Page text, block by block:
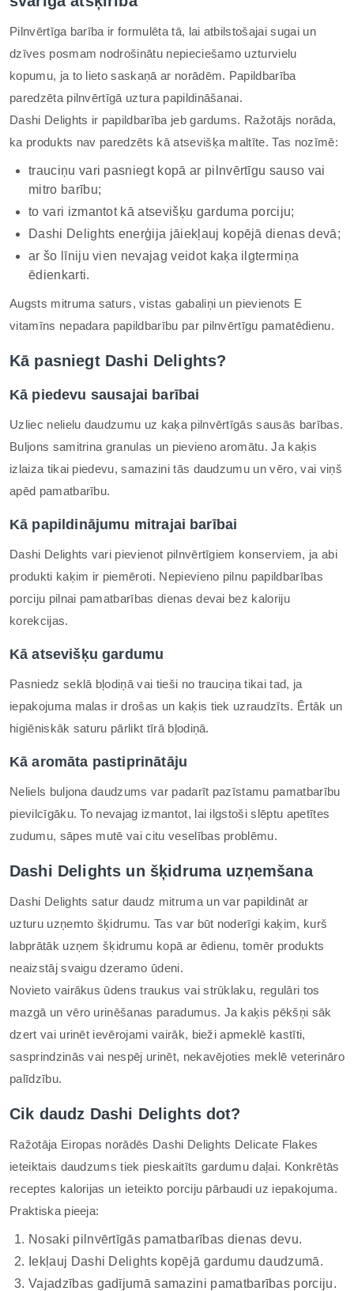
Pilnvērtīga barība ir formulēta tā, lai atbilstošajai sugai un
dzīves posmam nodrošinātu nepieciešamo uzturvielu
kopumu, ja to lieto saskaņā ar norādēm. Papildbarība
paredzēta pilnvērtīgā uztura papildināšanai.
Dashi Delights ir papildbarība jeb gardums. Ražotājs norāda,
ka produkts nav paredzēts kā atsevišķa maltīte. Tas nozīmē:
trauciņu vari pasniegt kopā ar pilnvērtīgu sauso vai
mitro barību;
to vari izmantot kā atsevišķu garduma porciju;
Dashi Delights enerģija jāiekļauj kopējā dienas devā;
ar šo līniju vien nevajag veidot kaķa ilgtermiņa
ēdienkarti.
Augsts mitruma saturs, vistas gabaliņi un pievienots E
vitamīns nepadara papildbarību par pilnvērtīgu pamatēdienu.
Kā pasniegt Dashi Delights?
Kā piedevu sausajai barībai
Uzliec nelielu daudzumu uz kaķa pilnvērtīgās sausās barības.
Buljons samitrina granulas un pievieno aromātu. Ja kaķis
izlaiza tikai piedevu, samazini tās daudzumu un vēro, vai viņš
apēd pamatbarību.
Kā papildinājumu mitrajai barībai
Dashi Delights vari pievienot pilnvērtīgiem konserviem, ja abi
produkti kaķim ir piemēroti. Nepievieno pilnu papildbarības
porciju pilnai pamatbarības dienas devai bez kaloriju
korekcijas.
Kā atsevišķu gardumu
Pasniedz seklā bļodiņā vai tieši no trauciņa tikai tad, ja
iepakojuma malas ir drošas un kaķis tiek uzraudzīts. Ērtāk un
higiēniskāk saturu pārlikt tīrā bļodiņā.
Kā aromāta pastiprinātāju
Neliels buljona daudzums var padarīt pazīstamu pamatbarību
pievilcīgāku. To nevajag izmantot, lai ilgstoši slēptu apetītes
zudumu, sāpes mutē vai citu veselības problēmu.
Dashi Delights un šķidruma uzņemšana
Dashi Delights satur daudz mitruma un var papildināt ar
uzturu uzņemto šķidrumu. Tas var būt noderīgi kaķim, kurš
labprātāk uzņem šķidrumu kopā ar ēdienu, tomēr produkts
neaizstāj svaigu dzeramo ūdeni.
Novieto vairākus ūdens traukus vai strūklaku, regulāri tos
mazgā un vēro urinēšanas paradumus. Ja kaķis pēkšņi sāk
dzert vai urinēt ievērojami vairāk, bieži apmeklē kastīti,
sasprindzinās vai nespēj urinēt, nekavējoties meklē veterināro
palīdzību.
Cik daudz Dashi Delights dot?
Ražotāja Eiropas norādēs Dashi Delights Delicate Flakes
ieteiktais daudzums tiek pieskaitīts gardumu daļai. Konkrētās
receptes kalorijas un ieteikto porciju pārbaudi uz iepakojuma.
Praktiska pieeja:
Nosaki pilnvērtīgās pamatbarības dienas devu.
Iekļauj Dashi Delights kopējā gardumu daudzumā.
Vajadzības gadījumā samazini pamatbarības porciju.